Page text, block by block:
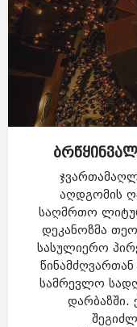
აღდგომის
საღმრთო
დეკანოზმა
სასულიერო
სამრევლო
დარბაზში.